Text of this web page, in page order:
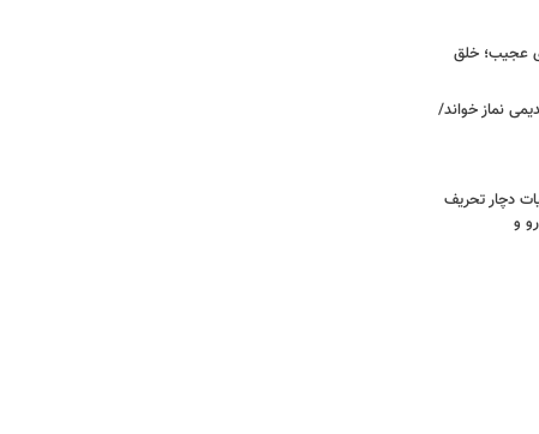
عجیب؛ خلق
نماز خواند/
دچار تحریف
و